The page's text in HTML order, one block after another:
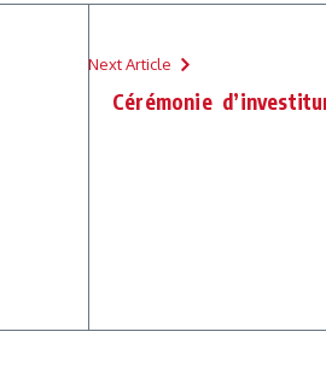
Next Article
Cérémonie